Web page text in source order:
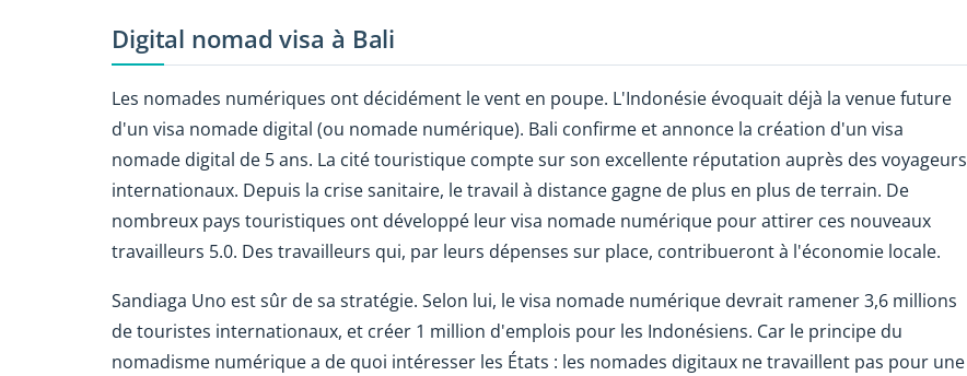
Digital nomad visa à Bali
Les nomades numériques ont décidément le vent en poupe. L'Indonésie évoquait déjà la venue future
d'un visa nomade digital (ou nomade numérique). Bali confirme et annonce la création d'un visa
nomade digital de 5 ans. La cité touristique compte sur son excellente réputation auprès des voyageurs
internationaux. Depuis la crise sanitaire, le travail à distance gagne de plus en plus de terrain. De
nombreux pays touristiques ont développé leur visa nomade numérique pour attirer ces nouveaux
travailleurs 5.0. Des travailleurs qui, par leurs dépenses sur place, contribueront à l'économie locale.
Sandiaga Uno est sûr de sa stratégie. Selon lui, le visa nomade numérique devrait ramener 3,6 millions
de touristes internationaux, et créer 1 million d'emplois pour les Indonésiens. Car le principe du
nomadisme numérique a de quoi intéresser les États : les nomades digitaux ne travaillent pas pour une